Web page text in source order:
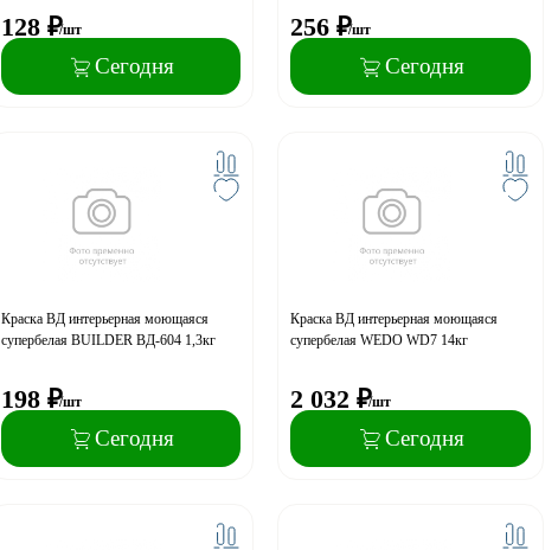
128 ₽/шт
Сегодня
256 ₽/шт
Сегодня
Краска ВД интерьерная моющаяся
супербелая BUILDER ВД-604 1,3кг
198 ₽/шт
Сегодня
Краска ВД интерьерная моющаяся
супербелая WEDO WD7 14кг
2 032 ₽/шт
Сегодня